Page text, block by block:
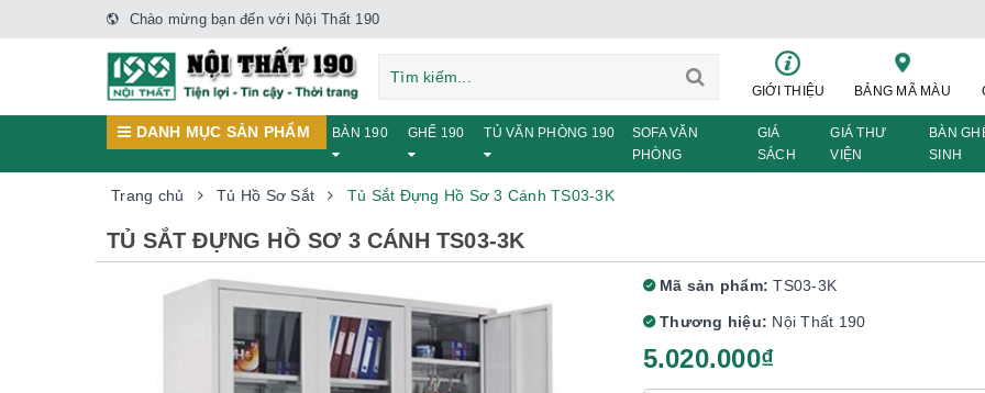
Chào mừng bạn đến với Nội Thất 190
GIỚI THIỆU BẢNG MÃ MÀU
DANH MỤC SẢN PHẨM BÀN 190 GHẾ 190 TỦ VĂN PHÒNG 190
SOFA VĂN
PHÒNG
GIÁ
SÁCH
GIÁ THƯ
VIỆN
BÀN
SINH
Trang chủ Tủ Hồ Sơ Sắt Tủ Sắt Đựng Hồ Sơ 3 Cánh TS03-3K
TỦ SẮT ĐỰNG HỒ SƠ 3 CÁNH TS03-3K
Mã sản phẩm: TS03-3K
Thương hiệu: Nội Thất 190
5.020.000₫